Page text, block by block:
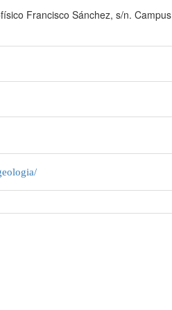
Francisco Sánchez, s/n. Campus